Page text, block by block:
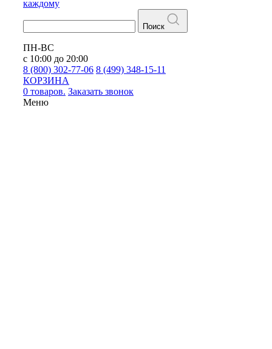
каждому
Поиск
ПН-ВС
с 10:00 до 20:00
8 (800) 302-77-06 8 (499) 348-15-11
КОРЗИНА
0 товаров. Заказать звонок
Меню